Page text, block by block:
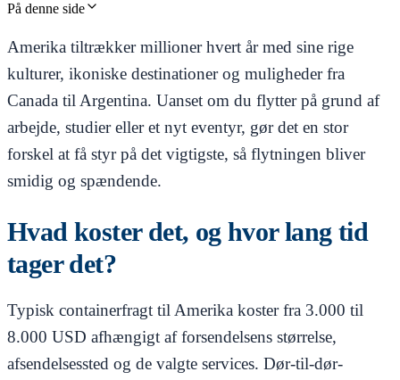
På denne side
Amerika tiltrækker millioner hvert år med sine rige
kulturer, ikoniske destinationer og muligheder fra
Canada til Argentina. Uanset om du flytter på grund af
arbejde, studier eller et nyt eventyr, gør det en stor
forskel at få styr på det vigtigste, så flytningen bliver
smidig og spændende.
Hvad koster det, og hvor lang tid
tager det?
Typisk containerfragt til Amerika koster fra 3.000 til
8.000 USD afhængigt af forsendelsens størrelse,
afsendelsessted og de valgte services. Dør-til-dør-